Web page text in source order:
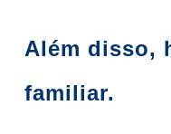
Além disso,
familiar.